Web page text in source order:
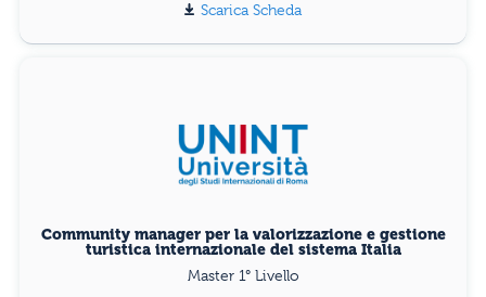
Scarica Scheda
Community manager per la valorizzazione e gestione
turistica internazionale del sistema Italia
Master 1° Livello